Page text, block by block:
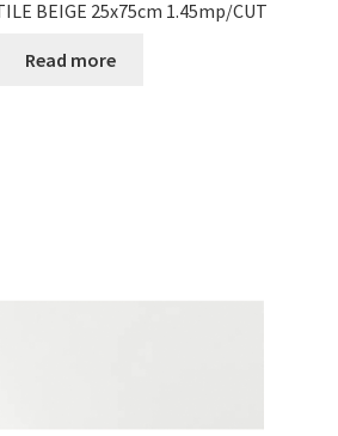
BEIGE 25x75cm 1.45mp/CUT
Read more